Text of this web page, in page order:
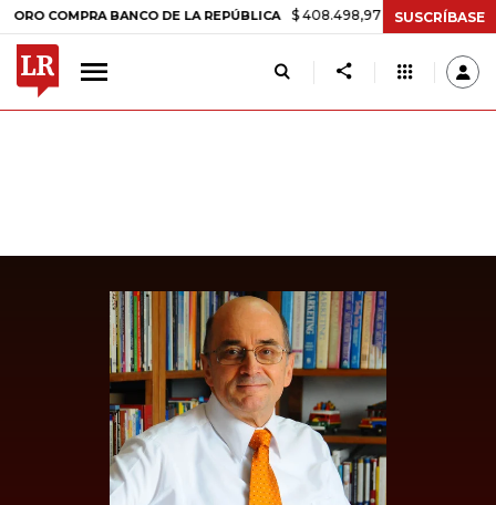
BANCO DE LA REPÚBLICA $ 408.498,97 +$ 8.753,81 +2,19%
SUSCRÍBASE